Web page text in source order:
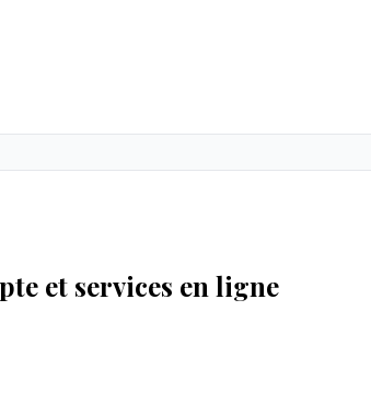
et services en ligne